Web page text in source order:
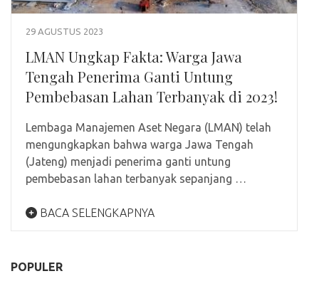
29 AGUSTUS 2023
LMAN Ungkap Fakta: Warga Jawa
Tengah Penerima Ganti Untung
Pembebasan Lahan Terbanyak di 2023!
Lembaga Manajemen Aset Negara (LMAN) telah
mengungkapkan bahwa warga Jawa Tengah
(Jateng) menjadi penerima ganti untung
pembebasan lahan terbanyak sepanjang …
BACA SELENGKAPNYA
POPULER